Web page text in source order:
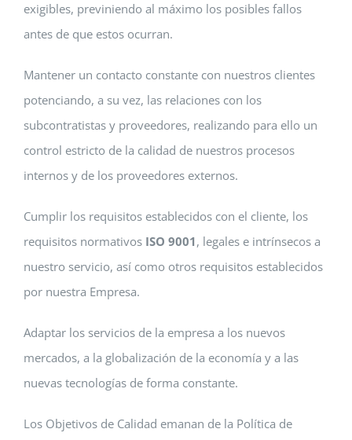
exigibles, previniendo al máximo los posibles fallos
antes de que estos ocurran.
Mantener un contacto constante con nuestros clientes
potenciando, a su vez, las relaciones con los
subcontratistas y proveedores, realizando para ello un
control estricto de la calidad de nuestros procesos
internos y de los proveedores externos.
Cumplir los requisitos establecidos con el cliente, los
requisitos normativos ISO 9001, legales e intrínsecos a
nuestro servicio, así como otros requisitos establecidos
por nuestra Empresa.
Adaptar los servicios de la empresa a los nuevos
mercados, a la globalización de la economía y a las
nuevas tecnologías de forma constante.
Los Objetivos de Calidad emanan de la Política de